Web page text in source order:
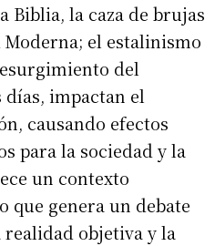
Biblia, la caza de brujas
el estalinismo
del
impactan el
causando efectos
para la sociedad y la
un contexto
que genera un debate
objetiva y la